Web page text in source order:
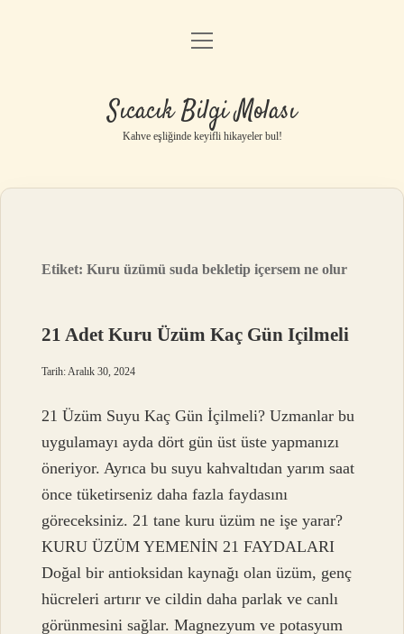
Anasayfa
Yasal Uyarı
menüyü
Sıcacık Bilgi Molası
Kahve eşliğinde keyifli hikayeler bul!
Etiket:Kuru üzümü suda bekletip içersem ne olur
21 Adet Kuru Üzüm Kaç Gün Içilmeli
Tarih: Aralık 30, 2024
21 Üzüm Suyu Kaç Gün İçilmeli? Uzmanlar bu
uygulamayı ayda dört gün üst üste yapmanızı
öneriyor. Ayrıca bu suyu kahvaltıdan yarım saat
önce tüketirseniz daha fazla faydasını
göreceksiniz. 21 tane kuru üzüm ne işe yarar?
KURU ÜZÜM YEMENİN 21 FAYDALARI
Doğal bir antioksidan kaynağı olan üzüm, genç
hücreleri artırır ve cildin daha parlak ve canlı
görünmesini sağlar. Magnezyum ve potasyum